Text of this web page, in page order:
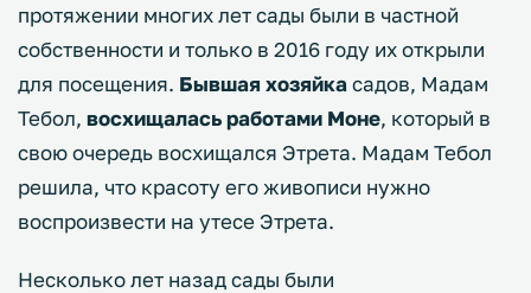
протяжении многих лет сады были в частной
собственности и только в 2016 году их открыли
для посещения. Бывшая хозяйкасадов, Мадам
Тебол, восхищалась работами Моне, который в
свою очередь восхищался Этрета. Мадам Тебол
решила, что красоту его живописи нужно
воспроизвести на утесе Этрета.
Несколько лет назад сады были